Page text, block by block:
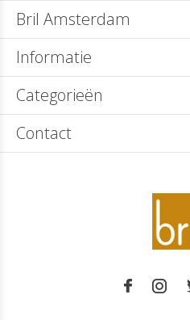
Bril Amsterdam
Informatie
Categorieën
Contact